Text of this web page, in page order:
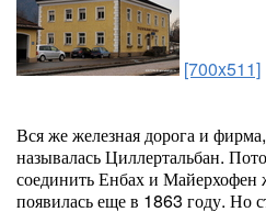
[700x511]
Вся же железная дорога и
называлась Циллертальбан.
соединить Енбах и Майерхофен
появилась еще в 1863 году. Но